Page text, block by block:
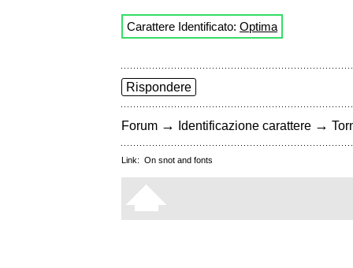
Carattere Identificato: Optima
Rispondere
Forum → Identificazione carattere →
Link: On snot and fonts